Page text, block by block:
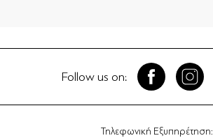
Follow us on:
Τηλεφωνική Εξυπηρέτηση: